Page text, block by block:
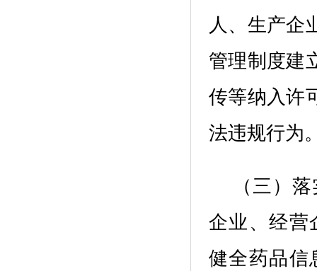
人、生产企
管理制度建
传等纳入许
法违规行为
（ 三 ）
企业、经营
健全药品信